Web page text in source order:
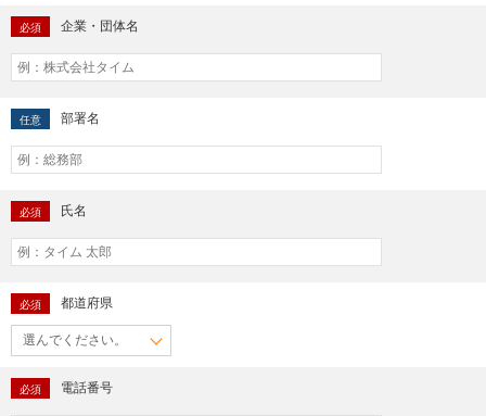
必須 企業・団体名
任意 部署名
必須 氏名
必須 都道府県
必須 電話番号